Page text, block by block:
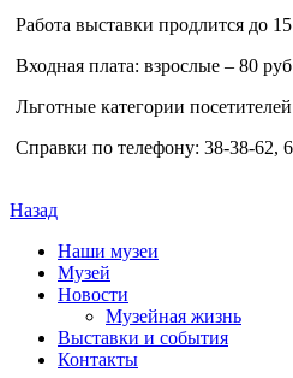
Работа выставки продлится до
Входная плата: взрослые – 80
Льготные категории
Справки по телефону: 38-38-62,
Назад
Наши музеи
Музей
Новости
Музейная жизнь
Выставки и события
Контакты